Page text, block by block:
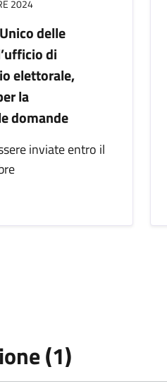
2024
delle
di
elettorale,
la
domande
inviate entro il
(1)